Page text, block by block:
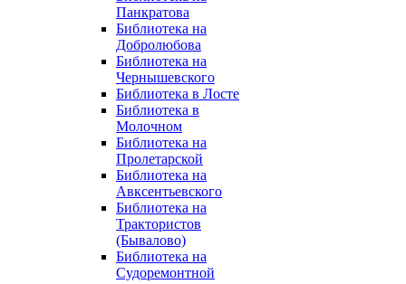
Панкратова
Библиотека на
Добролюбова
Библиотека на
Чернышевского
Библиотека в Лосте
Библиотека в
Молочном
Библиотека на
Пролетарской
Библиотека на
Авксентьевского
Библиотека на
Трактористов
(Бывалово)
Библиотека на
Судоремонтной